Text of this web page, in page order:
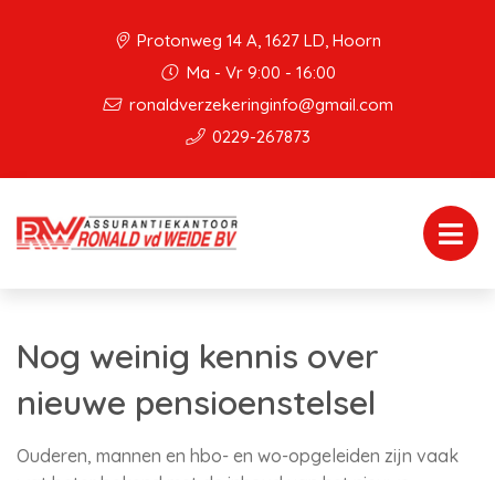
Protonweg 14 A, 1627 LD, Hoorn
Ma - Vr 9:00 - 16:00
ronaldverzekeringinfo@gmail.com
0229-267873
Nog weinig kennis over
nieuwe pensioenstelsel
Ouderen, mannen en hbo- en wo-opgeleiden zijn vaak